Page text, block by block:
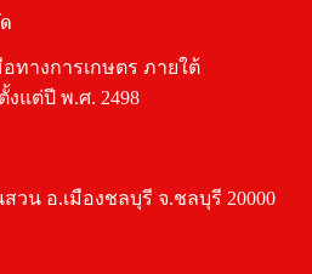
ทางการเกษตร ภายใต้
งแต่ปี พ.ศ. 2498
วน อ.เมืองชลบุรี จ.ชลบุรี 20000